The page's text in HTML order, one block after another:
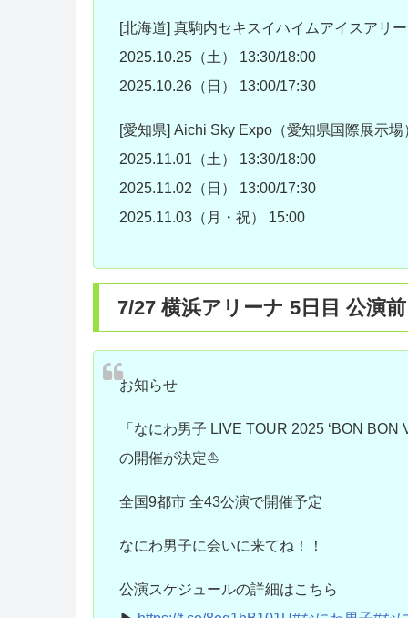
[北海道] 真駒内セキスイハイムアイスアリ
2025.10.25（土） 13:30/18:00
2025.10.26（日） 13:00/17:30
[愛知県] Aichi Sky Expo（愛知県国際展示
2025.11.01（土） 13:30/18:00
2025.11.02（日） 13:00/17:30
2025.11.03（月・祝） 15:00
7/27 横浜アリーナ 5日目 公演
お知らせ
「なにわ男子 LIVE TOUR 2025 ‘BON BON
の開催が決定⛵️
全国9都市 全43公演で開催予定
なにわ男子に会いに来てね！！
公演スケジュールの詳細はこちら